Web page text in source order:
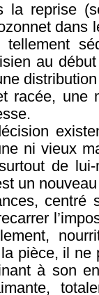
la reprise
dans
au
racée, une
ni vieux
de
un
centré
pièce, il
à son